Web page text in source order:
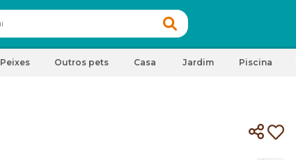
Peixes Outros pets Casa Jardim Piscina